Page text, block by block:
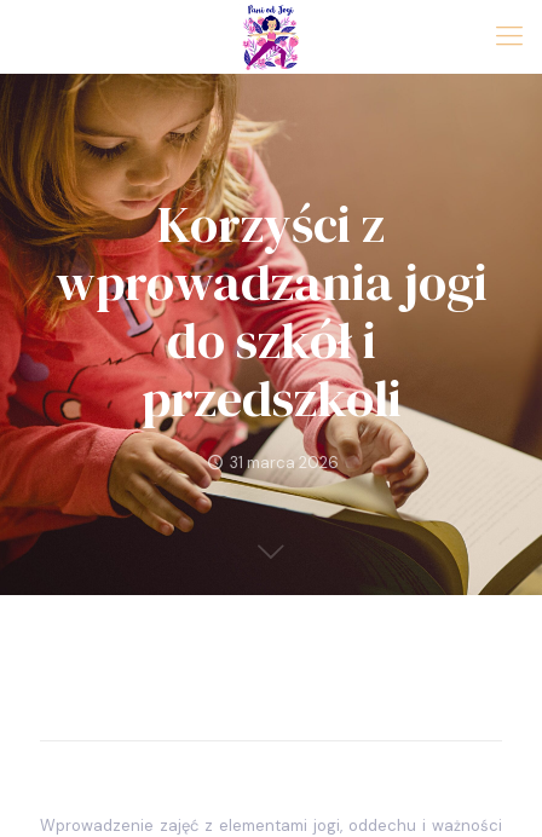
Korzyści z
wprowadzania jogi
do szkół i
przedszkoli
31 marca 2026
Wprowadzenie zajęć z elementami jogi, oddechu i ważności